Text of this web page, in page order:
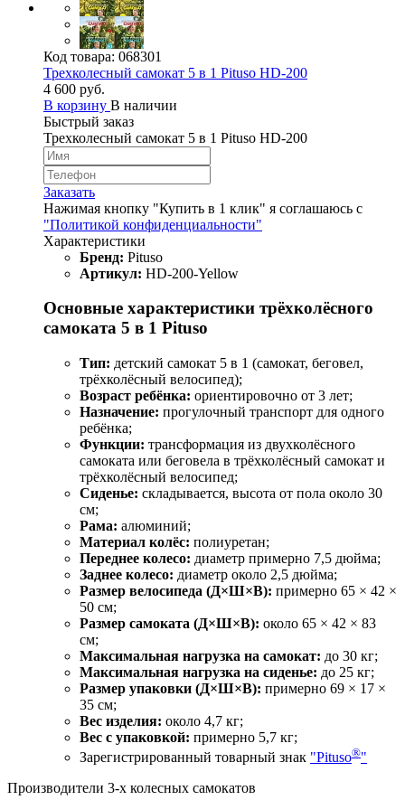
Код товара: 068301
Трехколесный самокат 5 в 1 Pituso HD-200
4 600 руб.
В корзину В наличии
Быстрый заказ
Трехколесный самокат 5 в 1 Pituso HD-200
Заказать
Нажимая кнопку "Купить в 1 клик" я соглашаюсь с
"Политикой конфиденциальности"
Характеристики
Бренд: Pituso
Артикул: HD-200-Yellow
Основные характеристики трёхколёсного
самоката 5 в 1 Pituso
Тип: детский самокат 5 в 1 (самокат, беговел,
трёхколёсный велосипед);
Возраст ребёнка: ориентировочно от 3 лет;
Назначение: прогулочный транспорт для одного
ребёнка;
Функции: трансформация из двухколёсного
самоката или беговела в трёхколёсный самокат и
трёхколёсный велосипед;
Сиденье: складывается, высота от пола около 30
см;
Рама: алюминий;
Материал колёс: полиуретан;
Переднее колесо: диаметр примерно 7,5 дюйма;
Заднее колесо: диаметр около 2,5 дюйма;
Размер велосипеда (Д×Ш×В): примерно 65 × 42 ×
50 см;
Размер самоката (Д×Ш×В): около 65 × 42 × 83
см;
Максимальная нагрузка на самокат: до 30 кг;
Максимальная нагрузка на сиденье: до 25 кг;
Размер упаковки (Д×Ш×В): примерно 69 × 17 ×
35 см;
Вес изделия: около 4,7 кг;
Вес с упаковкой: примерно 5,7 кг;
Зарегистрированный товарный знак "Pituso®"
Производители 3-х колесных самокатов